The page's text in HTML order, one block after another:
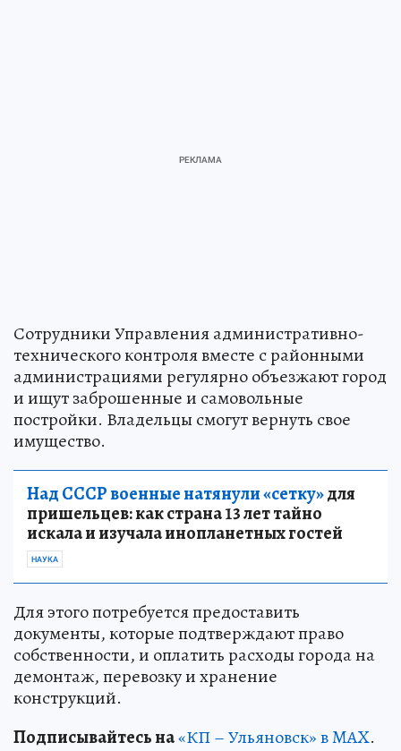
Сотрудники Управления административно-
технического контроля вместе с районными
администрациями регулярно объезжают город
и ищут заброшенные и самовольные
постройки. Владельцы смогут вернуть свое
имущество.
Над СССР военные натянули «сетку»для
пришельцев: как страна 13 лет тайно
искала и изучала инопланетных гостей
НАУКА
Для этого потребуется предоставить
документы, которые подтверждают право
собственности, и оплатить расходы города на
демонтаж, перевозку и хранение
конструкций.
Подписывайтесь на«КП – Ульяновск» в MAX.